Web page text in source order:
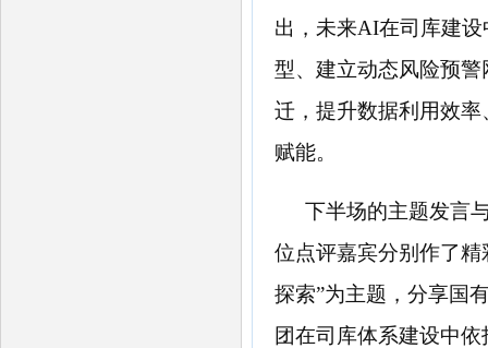
出，未来AI在司库建
型、建立动态风险预
迁，提升数据利用效
赋能。
下半场的主题发言
位点评嘉宾分别作了
探索”为主题，分享国
团在司库体系建设中